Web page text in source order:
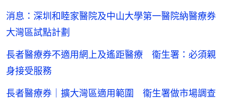
消息：深圳和睦家醫院及中山大學第一醫院納醫療券
大灣區試點計劃
長者醫療券不適用網上及遙距醫療 衞生署：必須親
身接受服務
長者醫療券｜擴大灣區適用範圍 衞生署做市場調查